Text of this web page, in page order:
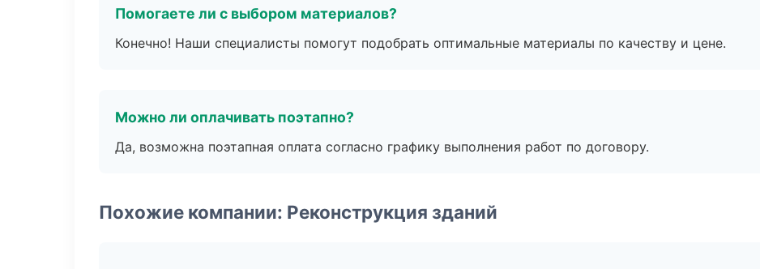
Помогаете ли с выбором материалов?
Конечно! Наши специалисты помогут подобрать оптимальные материалы по качеству и цене.
Можно ли оплачивать поэтапно?
Да, возможна поэтапная оплата согласно графику выполнения работ по договору.
Похожие компании: Реконструкция зданий